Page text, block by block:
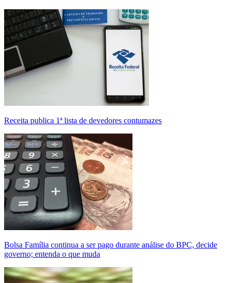
Receita publica 1ª lista de devedores contumazes
Bolsa Família continua a ser pago durante análise do BPC, decide
governo; entenda o que muda